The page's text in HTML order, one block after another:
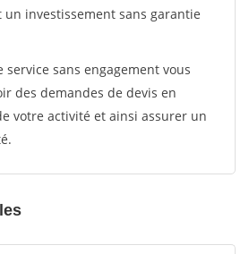
investissement sans garantie
sans engagement vous
des demandes de devis en
votre activité et ainsi assurer un